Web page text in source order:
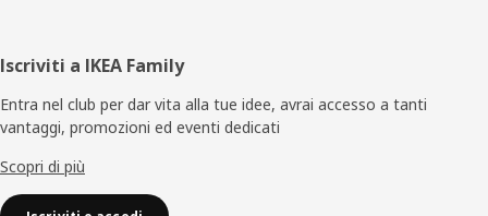
Piè
di
pagina
Iscriviti a IKEA Family
Entra nel club per dar vita alla tue idee, avrai accesso a tanti
vantaggi, promozioni ed eventi dedicati
Scopri di più